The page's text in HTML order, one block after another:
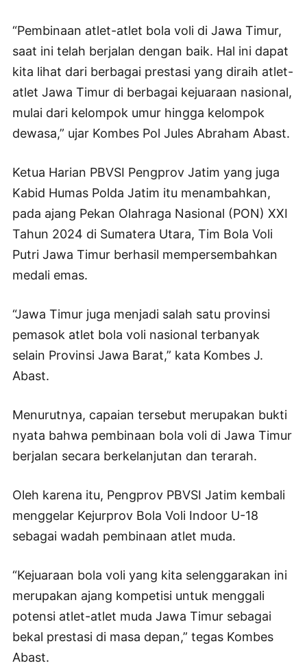
“Pembinaan atlet-atlet bola voli di Jawa Timur,
saat ini telah berjalan dengan baik. Hal ini dapat
kita lihat dari berbagai prestasi yang diraih atlet-
atlet Jawa Timur di berbagai kejuaraan nasional,
mulai dari kelompok umur hingga kelompok
dewasa,” ujar Kombes Pol Jules Abraham Abast.
Ketua Harian PBVSI Pengprov Jatim yang juga
Kabid Humas Polda Jatim itu menambahkan,
pada ajang Pekan Olahraga Nasional (PON) XXI
Tahun 2024 di Sumatera Utara, Tim Bola Voli
Putri Jawa Timur berhasil mempersembahkan
medali emas.
“Jawa Timur juga menjadi salah satu provinsi
pemasok atlet bola voli nasional terbanyak
selain Provinsi Jawa Barat,” kata Kombes J.
Abast.
Menurutnya, capaian tersebut merupakan bukti
nyata bahwa pembinaan bola voli di Jawa Timur
berjalan secara berkelanjutan dan terarah.
Oleh karena itu, Pengprov PBVSI Jatim kembali
menggelar Kejurprov Bola Voli Indoor U-18
sebagai wadah pembinaan atlet muda.
“Kejuaraan bola voli yang kita selenggarakan ini
merupakan ajang kompetisi untuk menggali
potensi atlet-atlet muda Jawa Timur sebagai
bekal prestasi di masa depan,” tegas Kombes
Abast.